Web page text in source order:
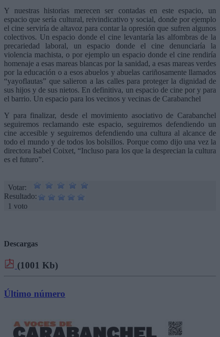
Y nuestras historias merecen ser contadas en este espacio, un
espacio que sería cultural, reivindicativo y social, donde por ejemplo
el cine serviría de altavoz para contar la opresión que sufren algunos
colectivos. Un espacio donde el cine levantaría las alfombras de la
precariedad laboral, un espacio donde el cine denunciaría la
violencia machista, o por ejemplo un espacio donde el cine rendiría
homenaje a esas mareas blancas por la sanidad, a esas mareas verdes
por la educación o a esos abuelos y abuelas cariñosamente llamados
“yayoflautas” que salieron a las calles para proteger la dignidad de
sus hijos y de sus nietos. En definitiva, un espacio de cine por y para
el barrio. Un espacio para los vecinos y vecinas de Carabanchel
Y para finalizar, desde el movimiento asociativo de Carabanchel
seguiremos reclamando este espacio, seguiremos defendiendo un
cine accesible y seguiremos defendiendo una cultura al alcance de
todo el mundo y de todos los bolsillos. Porque como dijo una vez la
directora Isabel Coixet, “Incluso para los que la desprecian la cultura
es el futuro”.
Votar:
Resultado:
1 voto
Descargas
(1001 Kb)
Último número